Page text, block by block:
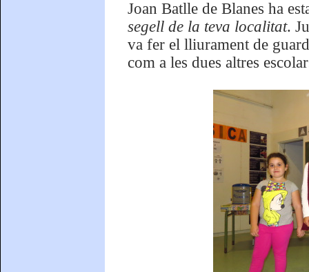
Joan Batlle de Blanes ha
segell de la teva localitat.
va fer el lliurament de
com a les dues altres